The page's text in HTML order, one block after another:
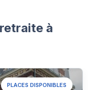
à
PLACES DISPONIBLES